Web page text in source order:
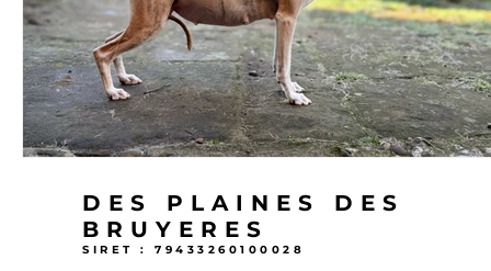
DES PLAINES DES
BRUYERES
SIRET : 79433260100028